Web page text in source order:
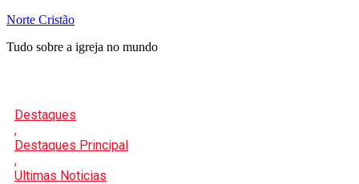
Pular
o
Norte Cristão
Tudo sobre a igreja no mundo
Destaques
,
Destaques Principal
,
Ultimas Noticias